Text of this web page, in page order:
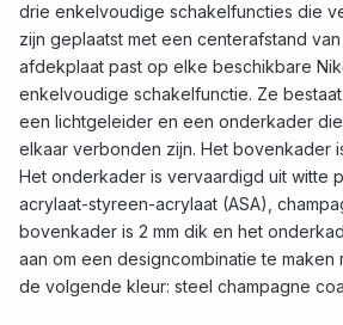
drie enkelvoudige schakelfuncties die
zijn geplaatst met een centerafstand van
afdekplaat past op elke beschikbare
enkelvoudige schakelfunctie. Ze
een lichtgeleider en een onderkader
elkaar verbonden zijn. Het bovenkader
Het onderkader is vervaardigd uit witte
acrylaat-styreen-acrylaat (ASA),
bovenkader is 2 mm dik en het
aan om een designcombinatie te maken
de volgende kleur: steel champagne